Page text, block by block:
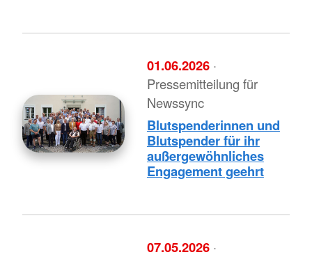
01.06.2026 ·
Pressemitteilung für
Newssync
Blutspenderinnen und
Blutspender für ihr
außergewöhnliches
Engagement geehrt
07.05.2026 ·